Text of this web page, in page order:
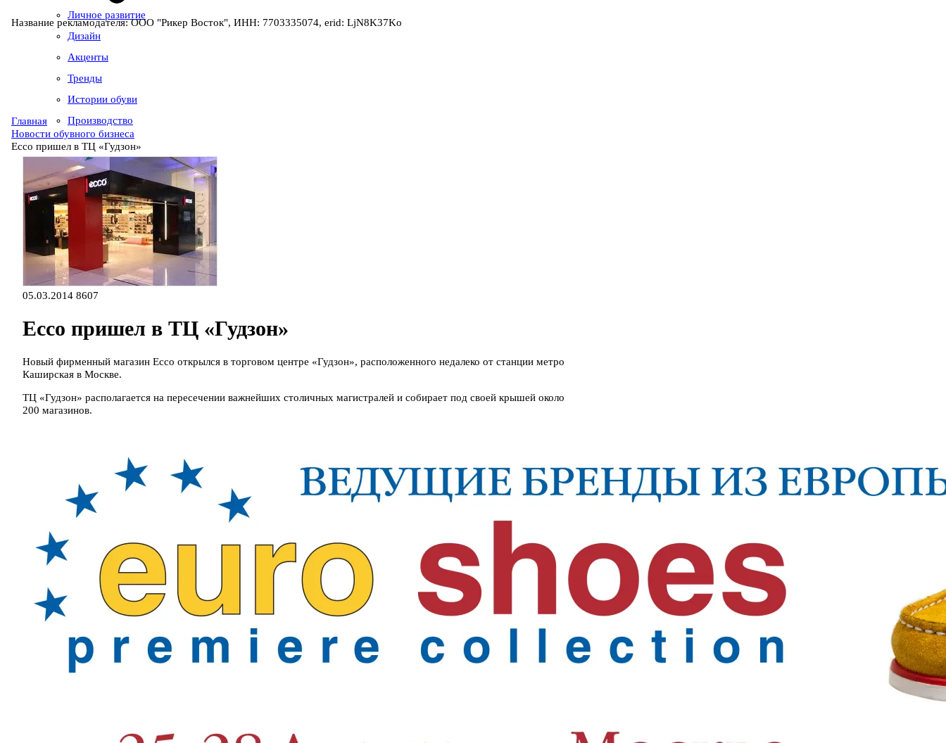
Личное развитие
Дизайн
Акценты
Тренды
Истории обуви
Производство
Название рекламодателя: ООО "Рикер Восток", ИНН: 7703335074, erid: LjN8K37Ko
Главная
Новости обувного бизнеса
Ecco пришел в ТЦ «Гудзон»
05.03.2014 8607
Ecco пришел в ТЦ «Гудзон»
Новый фирменный магазин Ecco открылся в торговом центре «Гудзон», расположенного недалеко от станции метро
Каширская в Москве.
ТЦ «Гудзон» располагается на пересечении важнейших столичных магистралей и собирает под своей крышей около
200 магазинов.